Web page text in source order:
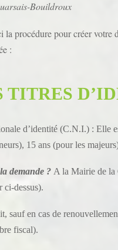
Bouildroux
la procédure pour créer votre
:
TITRES
d’identité (C.N.I.) : Elle
15 ans (pour les
demande ? A la Mairie de la
ci-dessus).
sauf en cas de
fiscal).